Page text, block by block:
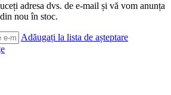
adresa dvs. de e-mail și vă vom anunța
nou în stoc.
Adăugați la lista de așteptare